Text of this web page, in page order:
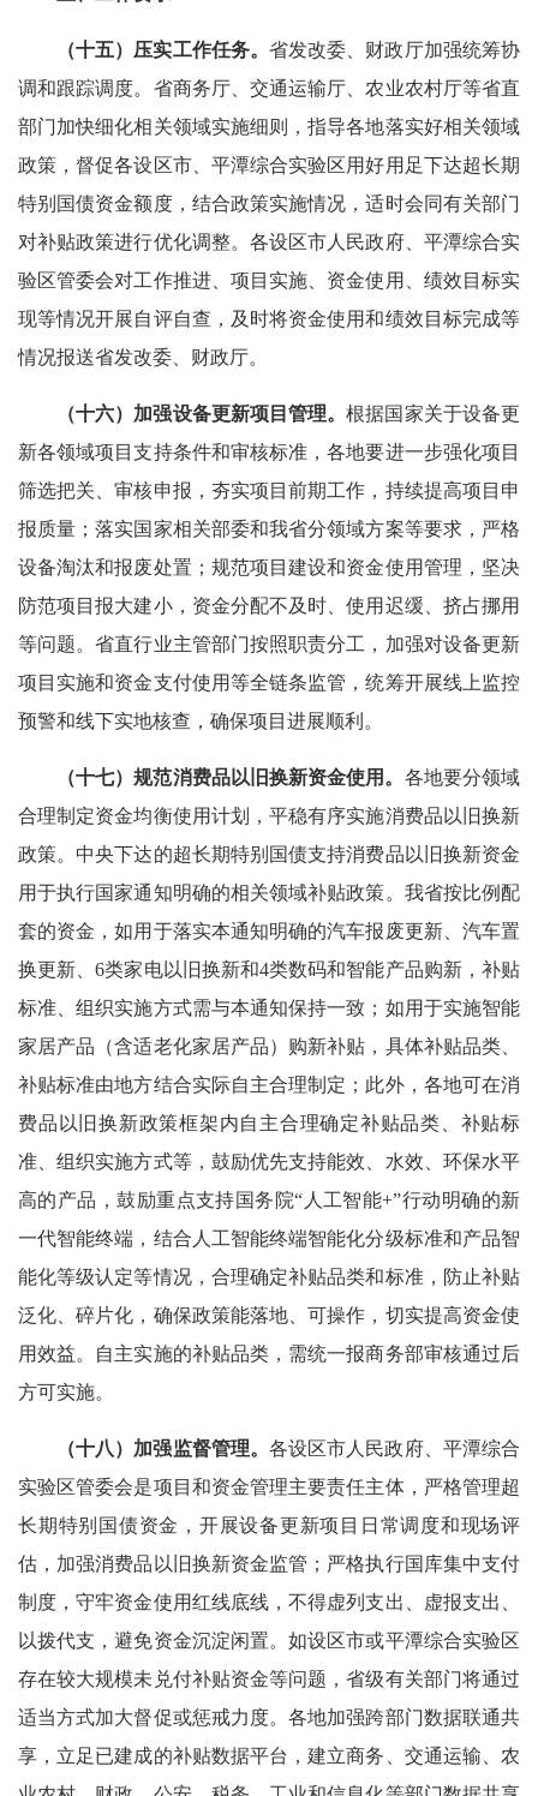
（十五）压实工作任务。 省发改委、财政厅加强统筹协
调和跟踪调度。省商务厅、交通运输厅、农业农村厅等省直
部门加快细化相关领域实施细则，指导各地落实好相关领域
政策，督促各设区市、平潭综合实验区用好用足下达超长期
特别国债资金额度，结合政策实施情况，适时会同有关部门
对补贴政策进行优化调整。各设区市人民政府、平潭综合实
验区管委会对工作推进、项目实施、资金使用、绩效目标实
现等情况开展自评自查，及时将资金使用和绩效目标完成等
情况报送省发改委、财政厅。
（十六）加强设备更新项目管理。根据国家关于设备更
新各领域项目支持条件和审核标准，各地要进一步强化项目
筛选把关、审核申报，夯实项目前期工作，持续提高项目申
报质量；落实国家相关部委和我省分领域方案等要求，严格
设备淘汰和报废处置；规范项目建设和资金使用管理，坚决
防范项目报大建小，资金分配不及时、使用迟缓、挤占挪用
等问题。省直行业主管部门按照职责分工，加强对设备更新
项目实施和资金支付使用等全链条监管，统筹开展线上监控
预警和线下实地核查，确保项目进展顺利。
（十七）规范消费品以旧换新资金使用。 各地要分领域
合理制定资金均衡使用计划，平稳有序实施消费品以旧换新
政策。中央下达的超长期特别国债支持消费品以旧换新资金
用于执行国家通知明确的相关领域补贴政策。我省按比例配
套的资金，如用于落实本通知明确的汽车报废更新、汽车置
换更新、6类家电以旧换新和4类数码和智能产品购新，补贴
标准、组织实施方式需与本通知保持一致；如用于实施智能
家居产品（含适老化家居产品）购新补贴，具体补贴品类、
补贴标准由地方结合实际自主合理制定；此外，各地可在消
费品以旧换新政策框架内自主合理确定补贴品类、补贴标
准、组织实施方式等，鼓励优先支持能效、水效、环保水平
高的产品，鼓励重点支持国务院“人工智能+”行动明确的新
一代智能终端，结合人工智能终端智能化分级标准和产品智
能化等级认定等情况，合理确定补贴品类和标准，防止补贴
泛化、碎片化，确保政策能落地、可操作，切实提高资金使
用效益。自主实施的补贴品类，需统一报商务部审核通过后
方可实施。
（十八）加强监督管理。 各设区市人民政府、平潭综合
实验区管委会是项目和资金管理主要责任主体，严格管理超
长期特别国债资金，开展设备更新项目日常调度和现场评
估，加强消费品以旧换新资金监管；严格执行国库集中支付
制度，守牢资金使用红线底线，不得虚列支出、虚报支出、
以拨代支，避免资金沉淀闲置。如设区市或平潭综合实验区
存在较大规模未兑付补贴资金等问题，省级有关部门将通过
适当方式加大督促或惩戒力度。各地加强跨部门数据联通共
享，立足已建成的补贴数据平台，建立商务、交通运输、农